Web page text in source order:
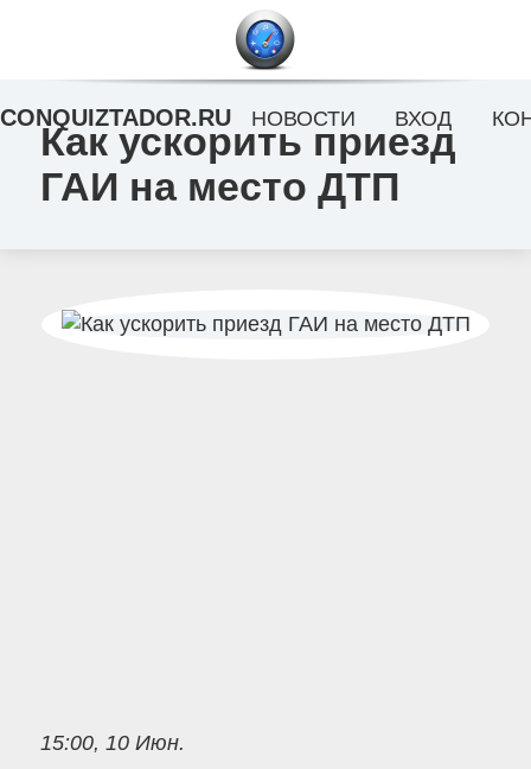
Как ускорить приезд
ГАИ на место ДТП
15:00, 10 Июн.
CONQUIZTADOR.RU НОВОСТИ ВХОД